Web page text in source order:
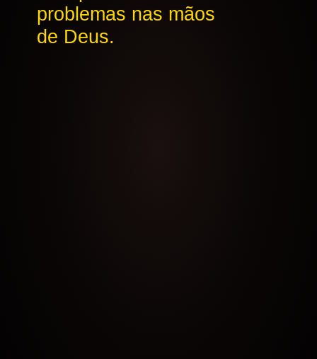
problemas nas mãos
de Deus.